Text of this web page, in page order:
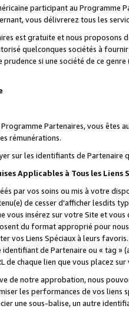
participant au
vous délivrerez tous les
est gratuite et nous proposons
quelconques sociétés à
si une société de ce
Partenaires, vous êtes
rémunérations.
sur les identifiants de Partenaire
Applicables à Tous les Liens
par vos soins ou mis à votre
de cesser d'afficher lesdits
vous insérez sur votre Site et
du format approprié pour
vos Liens Spéciaux à leurs
de Partenaire ou « tag
de chaque lien que vous placez
de notre approbation, nous
les performances de vos liens
une sous-balise, un autre